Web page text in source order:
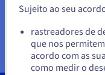
cloud
Inglês
Sujeito ao seu
rastreadores de
que nos
acordo com as
como medir o